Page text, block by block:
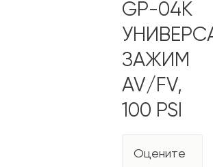
GP-04K
ЗАЖИМ
AV/FV,
100 PSI
Оцените